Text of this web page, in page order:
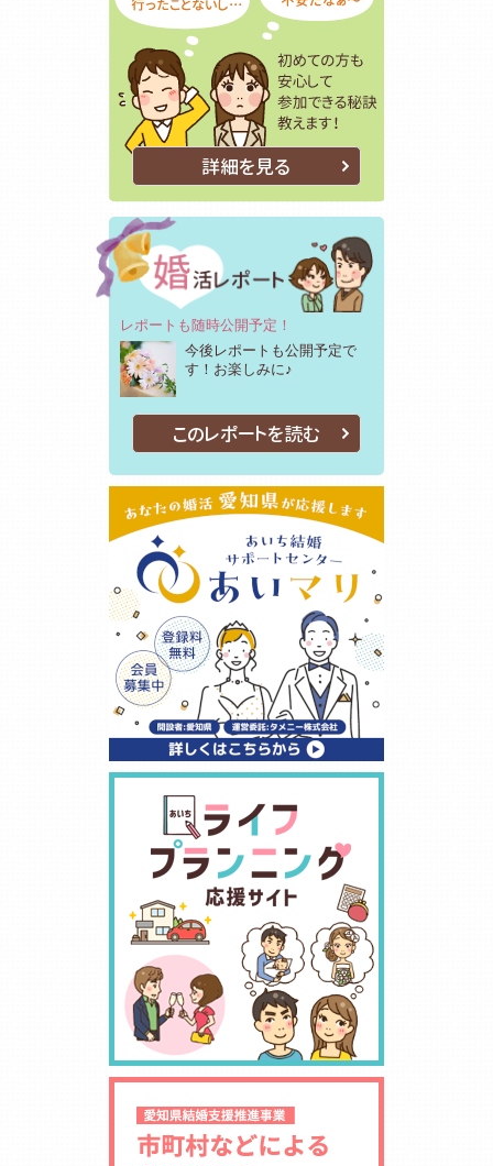
詳細を見る
レポートも随時公開予定！
今後レポートも公開予定で
す！お楽しみに♪
このレポートを読む